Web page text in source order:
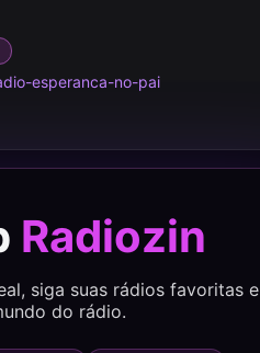
esperanca-no-pai
Radiozin
siga suas rádios favoritas e
do rádio.